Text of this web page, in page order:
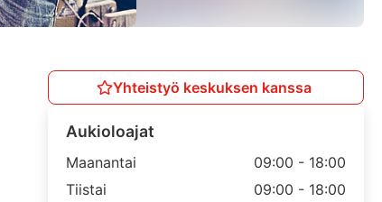
Yhteistyö keskuksen kanssa
Aukioloajat
Maanantai
09:00 - 18:00
Tiistai
09:00 - 18:00